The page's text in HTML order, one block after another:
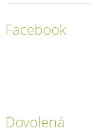
Facebook
Dovolená